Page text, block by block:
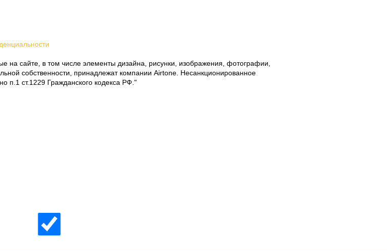
на сайте, в том числе элементы дизайна, рисунки, изображения, фотографии,
собственности, принадлежат компании Airtone. Несанкционированное
п.1 ст.1229 Гражданского кодекса РФ."